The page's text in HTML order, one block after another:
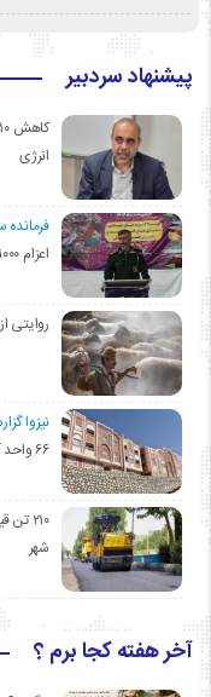
پیشنهاد سردبیر
انرژی
فرمانده
اعزام ۱۰۰۰ مهدیشهری به تشییع رهبر شهید
روایتی
نیزوا
۶۶ واحد آماده تحویل در پروژه۱۳۸ واحدی مهدیشهر
۲۱۰
شهر
آخر هفته کجا برم ؟